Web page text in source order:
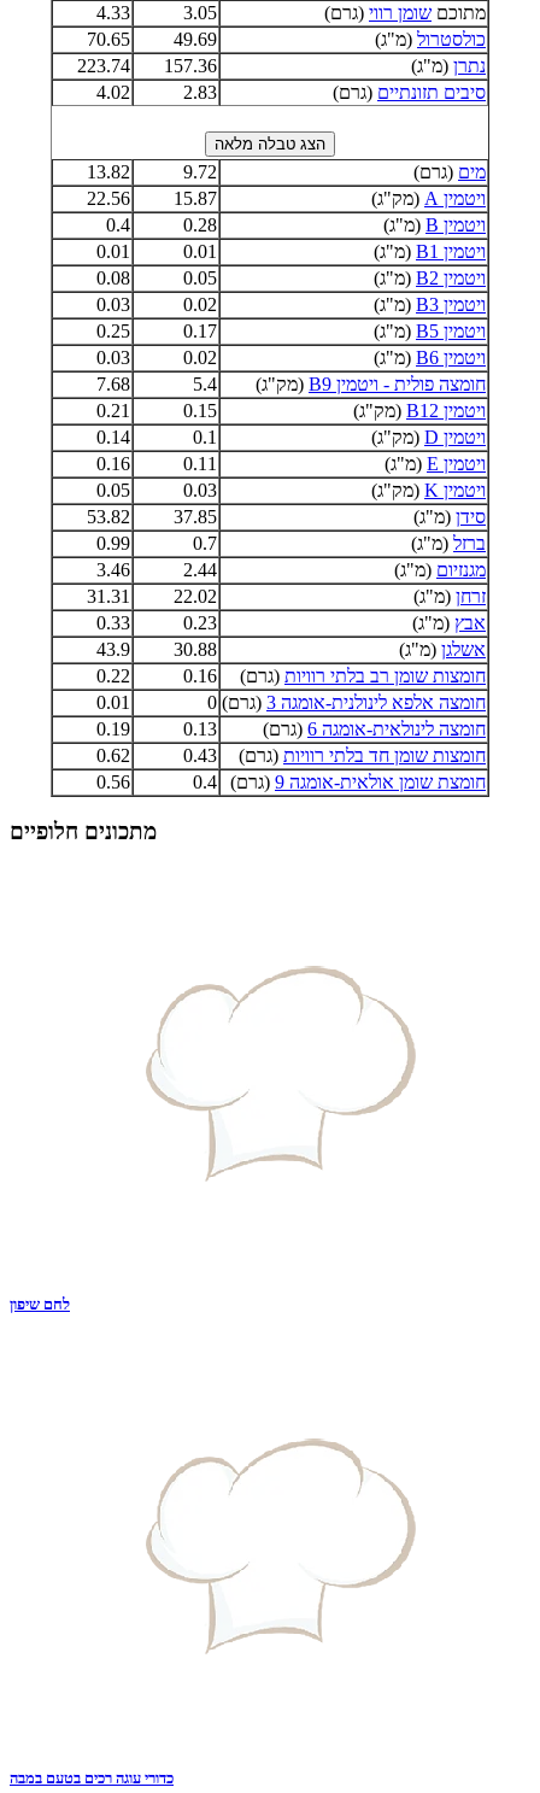
מתוכם שומן רווי (גרם) 3.05
4.33
כולסטרול (מ"ג) 49.69
70.65
נתרן (מ"ג) 157.36
223.74
סיבים תזונתיים (גרם) 2.83
4.02
מים (גרם) 9.72
13.82
ויטמין A
(מק"ג) 15.87
22.56
ויטמין B
(מ"ג) 0.28
0.4
ויטמין B1
(מ"ג) 0.01
0.01
ויטמין B2
(מ"ג) 0.05
0.08
ויטמין B3
(מ"ג) 0.02
0.03
ויטמין B5
(מ"ג) 0.17
0.25
ויטמין B6
(מ"ג) 0.02
0.03
חומצה פולית - ויטמין B9
(מק"ג) 5.4
7.68
ויטמין B12
(מק"ג) 0.15
0.21
ויטמין D
(מק"ג) 0.1
0.14
ויטמין E
(מ"ג) 0.11
0.16
ויטמין K
(מק"ג) 0.03
0.05
סידן (מ"ג) 37.85
53.82
ברזל (מ"ג) 0.7
0.99
מגנזיום (מ"ג) 2.44
3.46
זרחן (מ"ג) 22.02
31.31
אבץ (מ"ג) 0.23
0.33
אשלגן (מ"ג) 30.88
43.9
חומצות שומן רב בלתי רוויות (גרם) 0.16
0.22
חומצה אלפא לינולנית-אומגה 3
(גרם) 0
0.01
חומצה לינולאית-אומגה 6
(גרם) 0.13
0.19
חומצות שומן חד בלתי רוויות (גרם) 0.43
0.62
חומצת שומן אולאית-אומגה 9
(גרם) 0.4
0.56
מתכונים חלופיים
לחם שיפון
כדורי עוגה רכים בטעם במבה